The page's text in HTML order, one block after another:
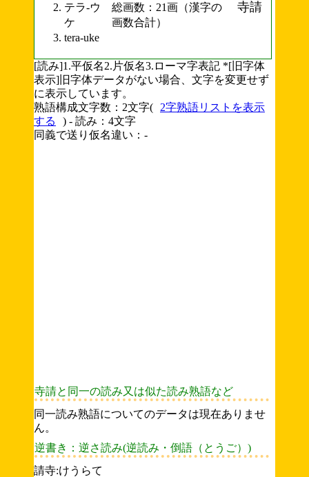
テラ-ウ
ケ
tera-uke
総画数：21画（漢字の
画数合計）
寺請
[読み]1.平仮名2.片仮名3.ローマ字表記 *[旧字体
表示]旧字体データがない場合、文字を変更せず
に表示しています。
熟語構成文字数：2文字(
2字熟語リストを表示
する
) - 読み：4文字
同義で送り仮名違い：-
寺請と同一の読み又は似た読み熟語など
同一読み熟語についてのデータは現在ありませ
ん。
逆書き：逆さ読み(逆読み・倒語（とうご）)
請寺:けうらて